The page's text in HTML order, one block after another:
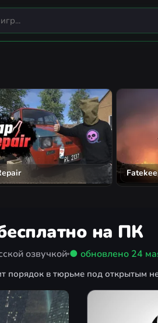
на ПК
озвучкой ● обновлено 24
порядок в тюрьме под открытым